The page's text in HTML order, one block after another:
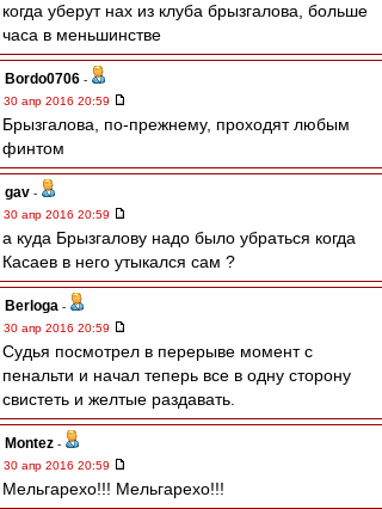
когда уберут нах из клуба брызгалова, больше
часа в меньшинстве
Bordo0706 -
30 апр 2016 20:59
Брызгалова, по-прежнему, проходят любым
финтом
gav -
30 апр 2016 20:59
а куда Брызгалову надо было убраться когда
Касаев в него утыкался сам ?
Berloga -
30 апр 2016 20:59
Судья посмотрел в перерыве момент с
пенальти и начал теперь все в одну сторону
свистеть и желтые раздавать.
Montez -
30 апр 2016 20:59
Мельгарехо!!! Мельгарехо!!!